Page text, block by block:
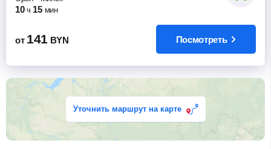
10 ч 15 мин
от 141 BYN Посмотреть
Уточнить маршрут на карте